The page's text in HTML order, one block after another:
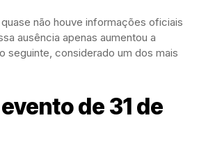
não houve informações oficiais
ausência apenas aumentou a
seguinte, considerado um dos mais
de 31 de